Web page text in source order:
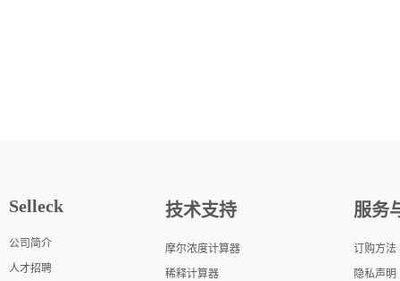
Selleck
公司简介
人才招聘
技术支持
摩尔浓度计算器
稀释计算器
服务
订购方法
隐私声明